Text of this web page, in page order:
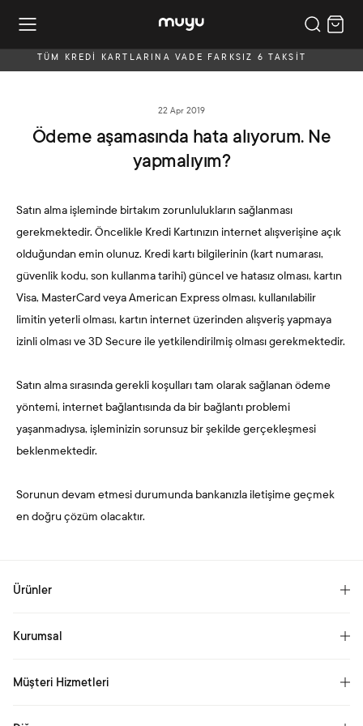
TÜM KREDİ KARTLARINA VADE FARKSIZ 6 TAKSİT
22 Apr 2019
Ödeme aşamasında hata alıyorum. Ne
yapmalıyım?
Satın alma işleminde birtakım zorunlulukların sağlanması
gerekmektedir. Öncelikle Kredi Kartınızın internet alışverişine açık
olduğundan emin olunuz. Kredi kartı bilgilerinin (kart numarası,
güvenlik kodu, son kullanma tarihi) güncel ve hatasız olması, kartın
Visa, MasterCard veya American Express olması, kullanılabilir
limitin yeterli olması, kartın internet üzerinden alışveriş yapmaya
izinli olması ve 3D Secure ile yetkilendirilmiş olması gerekmektedir.
Satın alma sırasında gerekli koşulları tam olarak sağlanan ödeme
yöntemi, internet bağlantısında da bir bağlantı problemi
yaşanmadıysa, işleminizin sorunsuz bir şekilde gerçekleşmesi
beklenmektedir.
Sorunun devam etmesi durumunda bankanızla iletişime geçmek
en doğru çözüm olacaktır.
Ürünler
Yastık
Kurumsal
Basın
Müşteri Hizmetleri